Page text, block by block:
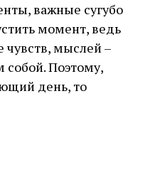
важные сугубо
момент, ведь
мыслей –
собой. Поэтому,
день, то